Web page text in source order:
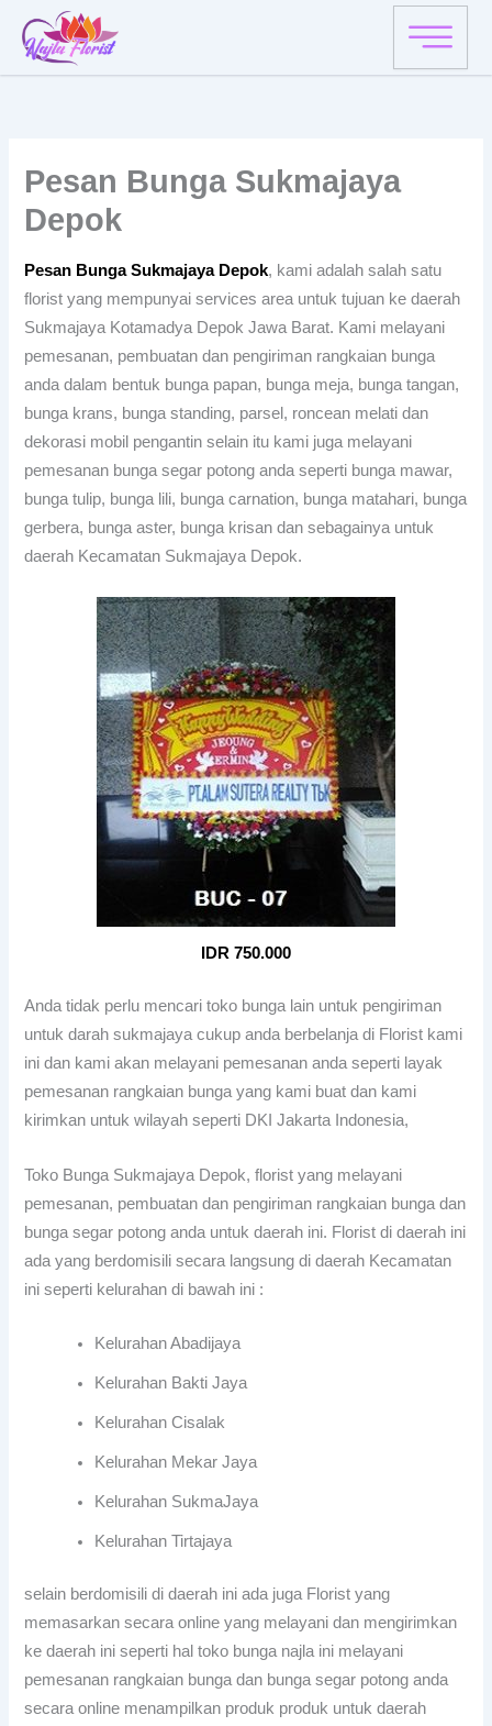
Pesan Bunga Sukmajaya
Depok
Pesan Bunga Sukmajaya Depok, kami adalah salah satu
florist yang mempunyai services area untuk tujuan ke daerah
Sukmajaya Kotamadya Depok Jawa Barat. Kami melayani
pemesanan, pembuatan dan pengiriman rangkaian bunga
anda dalam bentuk bunga papan, bunga meja, bunga tangan,
bunga krans, bunga standing, parsel, roncean melati dan
dekorasi mobil pengantin selain itu kami juga melayani
pemesanan bunga segar potong anda seperti bunga mawar,
bunga tulip, bunga lili, bunga carnation, bunga matahari, bunga
gerbera, bunga aster, bunga krisan dan sebagainya untuk
daerah Kecamatan Sukmajaya Depok.
IDR 750.000
Anda tidak perlu mencari toko bunga lain untuk pengiriman
untuk darah sukmajaya cukup anda berbelanja di Florist kami
ini dan kami akan melayani pemesanan anda seperti layak
pemesanan rangkaian bunga yang kami buat dan kami
kirimkan untuk wilayah seperti DKI Jakarta Indonesia,
Toko Bunga Sukmajaya Depok, florist yang melayani
pemesanan, pembuatan dan pengiriman rangkaian bunga dan
bunga segar potong anda untuk daerah ini. Florist di daerah ini
ada yang berdomisili secara langsung di daerah Kecamatan
ini seperti kelurahan di bawah ini :
Kelurahan Abadijaya
Kelurahan Bakti Jaya
Kelurahan Cisalak
Kelurahan Mekar Jaya
Kelurahan SukmaJaya
Kelurahan Tirtajaya
selain berdomisili di daerah ini ada juga Florist yang
memasarkan secara online yang melayani dan mengirimkan
ke daerah ini seperti hal toko bunga najla ini melayani
pemesanan rangkaian bunga dan bunga segar potong anda
secara online menampilkan produk produk untuk daerah